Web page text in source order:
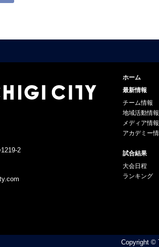
2
ホーム
最新情報
チーム情報
地域活動情報
メディア情報
アカデミー
試合結果
大会日程
ランキング
Copyright ©